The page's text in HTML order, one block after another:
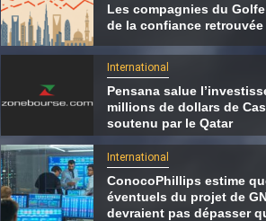
Les compagnies du
de la confiance retrouvée
International
Pensana salue
millions de dollars de
soutenu par le Qatar
International
ConocoPhillips estime
éventuels du projet de
devraient pas dépasser